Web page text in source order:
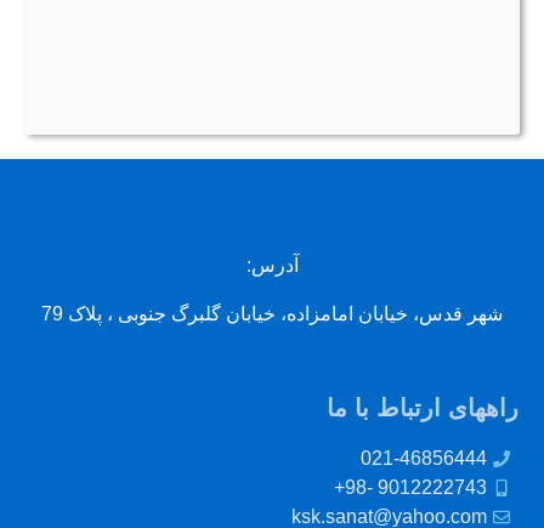
آدرس:
شهر قدس، خیابان امامزاده، خیابان گلبرگ جنوبی ، پلاک 79
راههای ارتباط با ما
021-46856444
9012222743 -98+
ksk.sanat@yahoo.com